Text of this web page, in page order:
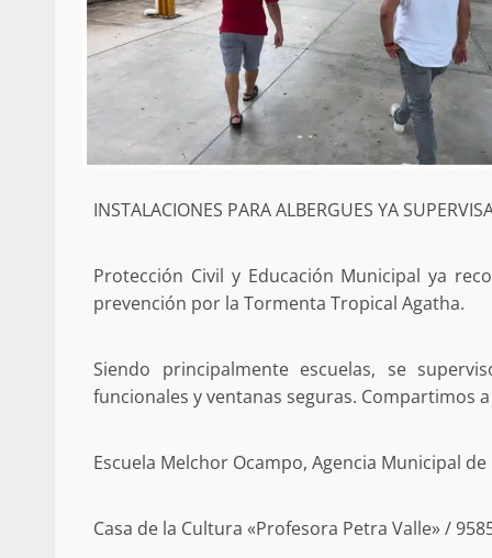
INSTALACIONES PARA ALBERGUES YA
Protección Civil y Educación Municipal ya
prevención por la Tormenta Tropical Agatha.
Siendo principalmente escuelas, se
funcionales y ventanas seguras. Compartimos
Escuela Melchor Ocampo, Agencia Municipal
Casa de la Cultura «Profesora Petra Valle» /
ANUNCIA SENADOR ANTONINO
REFORMA ESTRUCTURAL AL
MATERIA DE PENSIONES Y
altura del puente Templadera,
Tapanatepec